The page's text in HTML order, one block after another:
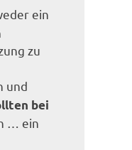
ein
zu
und
bei
… ein